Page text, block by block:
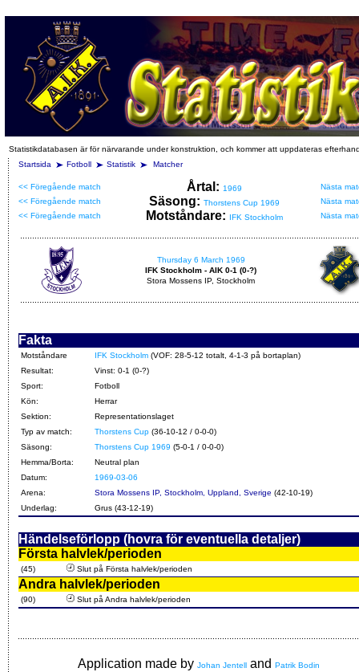
Statistikdatabasen är för närvarande under konstruktion, och kommer att uppdateras
Startsida
Fotboll Statistik Matcher
<< Föregående match Årtal: 1969
Nästa
<< Föregående match
Säsong: Thorstens Cup 1969
Nästa
<< Föregående match
Motståndare: IFK Stockholm Nästa
Thursday 6 March 1969
IFK Stockholm - AIK 0-1 (0-?)
Stora Mossens IP, Stockholm
Fakta
Motståndare IFK Stockholm (VOF: 28-5-12 totalt, 4-1-3 på bortaplan)
Resultat:
Vinst: 0-1 (0-?)
Sport:
Fotboll
Kön:
Herrar
Sektion:
Representationslaget
Typ av match:
Thorstens Cup (36-10-12 / 0-0-0)
Säsong:
Thorstens Cup 1969 (5-0-1 / 0-0-0)
Hemma/Borta:
Neutral plan
Datum:
1969-03-06
Arena:
Stora Mossens IP, Stockholm, Uppland, Sverige (42-10-19)
Underlag:
Grus (43-12-19)
Händelseförlopp (hovra för eventuella detaljer)
Första halvlek/perioden
(45) Slut på Första halvlek/perioden
Andra halvlek/perioden
(90) Slut på Andra halvlek/perioden
Application made by Johan Jentell and Patrik Bodin